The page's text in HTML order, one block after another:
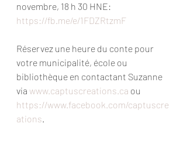
novembre, 18 h 30 HNE:
https://fb.me/e/1FDZRtzmF
Réservez une heure du conte pour
votre municipalité, école ou
bibliothèque en contactant Suzanne
via www.captuscreations.ca ou
https://www.facebook.com/captuscre
ations.